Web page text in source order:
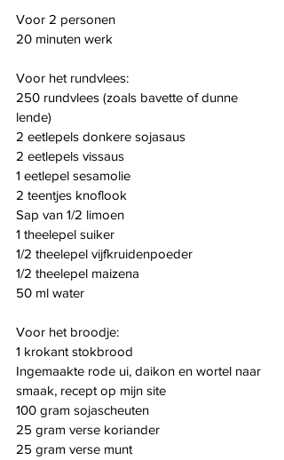
Voor 2 personen
20 minuten werk
Voor het rundvlees:
250 rundvlees (zoals bavette of dunne
lende)
2 eetlepels donkere sojasaus
2 eetlepels vissaus
1 eetlepel sesamolie
2 teentjes knoflook
Sap van 1/2 limoen
1 theelepel suiker
1/2 theelepel vijfkruidenpoeder
1/2 theelepel maizena
50 ml water
Voor het broodje:
1 krokant stokbrood
Ingemaakte rode ui, daikon en wortel naar
smaak, recept op mijn site
100 gram sojascheuten
25 gram verse koriander
25 gram verse munt